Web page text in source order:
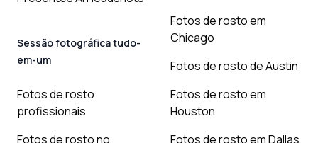
Sessão fotográfica tudo-
em-um
Fotos de rosto
profissionais
Fotos de rosto no
Fotos de rosto em
Chicago
Fotos de rosto de Austin
Fotos de rosto em
Houston
Fotos de rosto em Dallas